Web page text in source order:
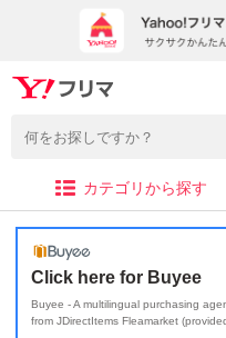
カテゴリから探す
Click here for Buyee
Buyee - A multilingual purchasing
from JDirectItems Fleamarket